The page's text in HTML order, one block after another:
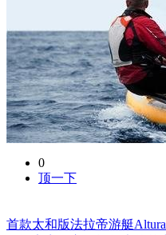
0
顶一下
首款太和版法拉帝游艇